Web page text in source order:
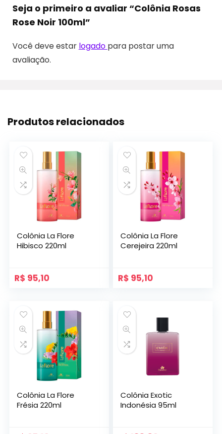
Seja o primeiro a avaliar “Colônia Rosas
Rose Noir 100ml”
Você deve estar logado para postar uma
avaliação.
Produtos relacionados
Colônia La Flore
Hibisco 220ml
R$ 95,10
Colônia La Flore
Cerejeira 220ml
R$ 95,10
Colônia La Flore
Frésia 220ml
Colônia Exotic
Indonésia 95ml